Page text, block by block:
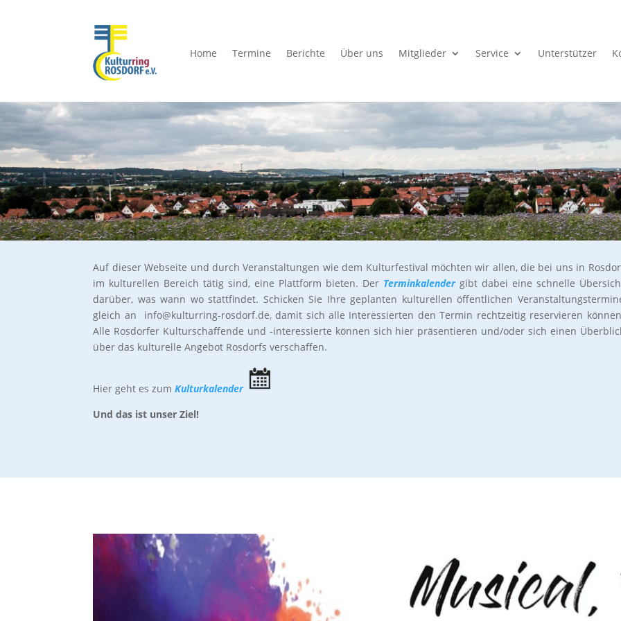
Home Termine Berichte Über uns Mitglieder Service Unterstützer
Auf dieser Webseite und durch Veranstaltungen wie dem Kulturfestival möchten wir allen, die bei uns in
im kulturellen Bereich tätig sind, eine Plattform bieten. Der Terminkalendergibt dabei eine schnelle
darüber, was wann wo stattfindet. Schicken Sie Ihre geplanten kulturellen öffentlichen
gleich an info@kulturring-rosdorf.de, damit sich alle Interessierten den Termin rechtzeitig reservieren
Alle Rosdorfer Kulturschaffende und -interessierte können sich hier präsentieren und/oder sich einen
über das kulturelle Angebot Rosdorfs verschaffen.
Hier geht es zumKulturkalender
Und das ist unser Ziel!